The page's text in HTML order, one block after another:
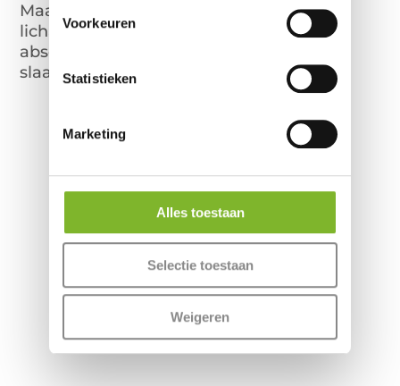
Voorkeuren
Statistieken
Marketing
Alles toestaan
Selectie toestaan
Weigeren
Maar natuurlijk ook voor diegenezonder
lichamelijke klachten waarvoor alleen de
absolute top op het gebied van
slaapcomfort goed genoeg is.
Collectie